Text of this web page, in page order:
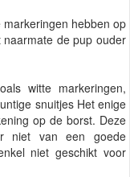
hebben op
de pup ouder
witte markeringen,
snuitjes Het enige
op de borst. Deze
niet van een goede
niet geschikt voor